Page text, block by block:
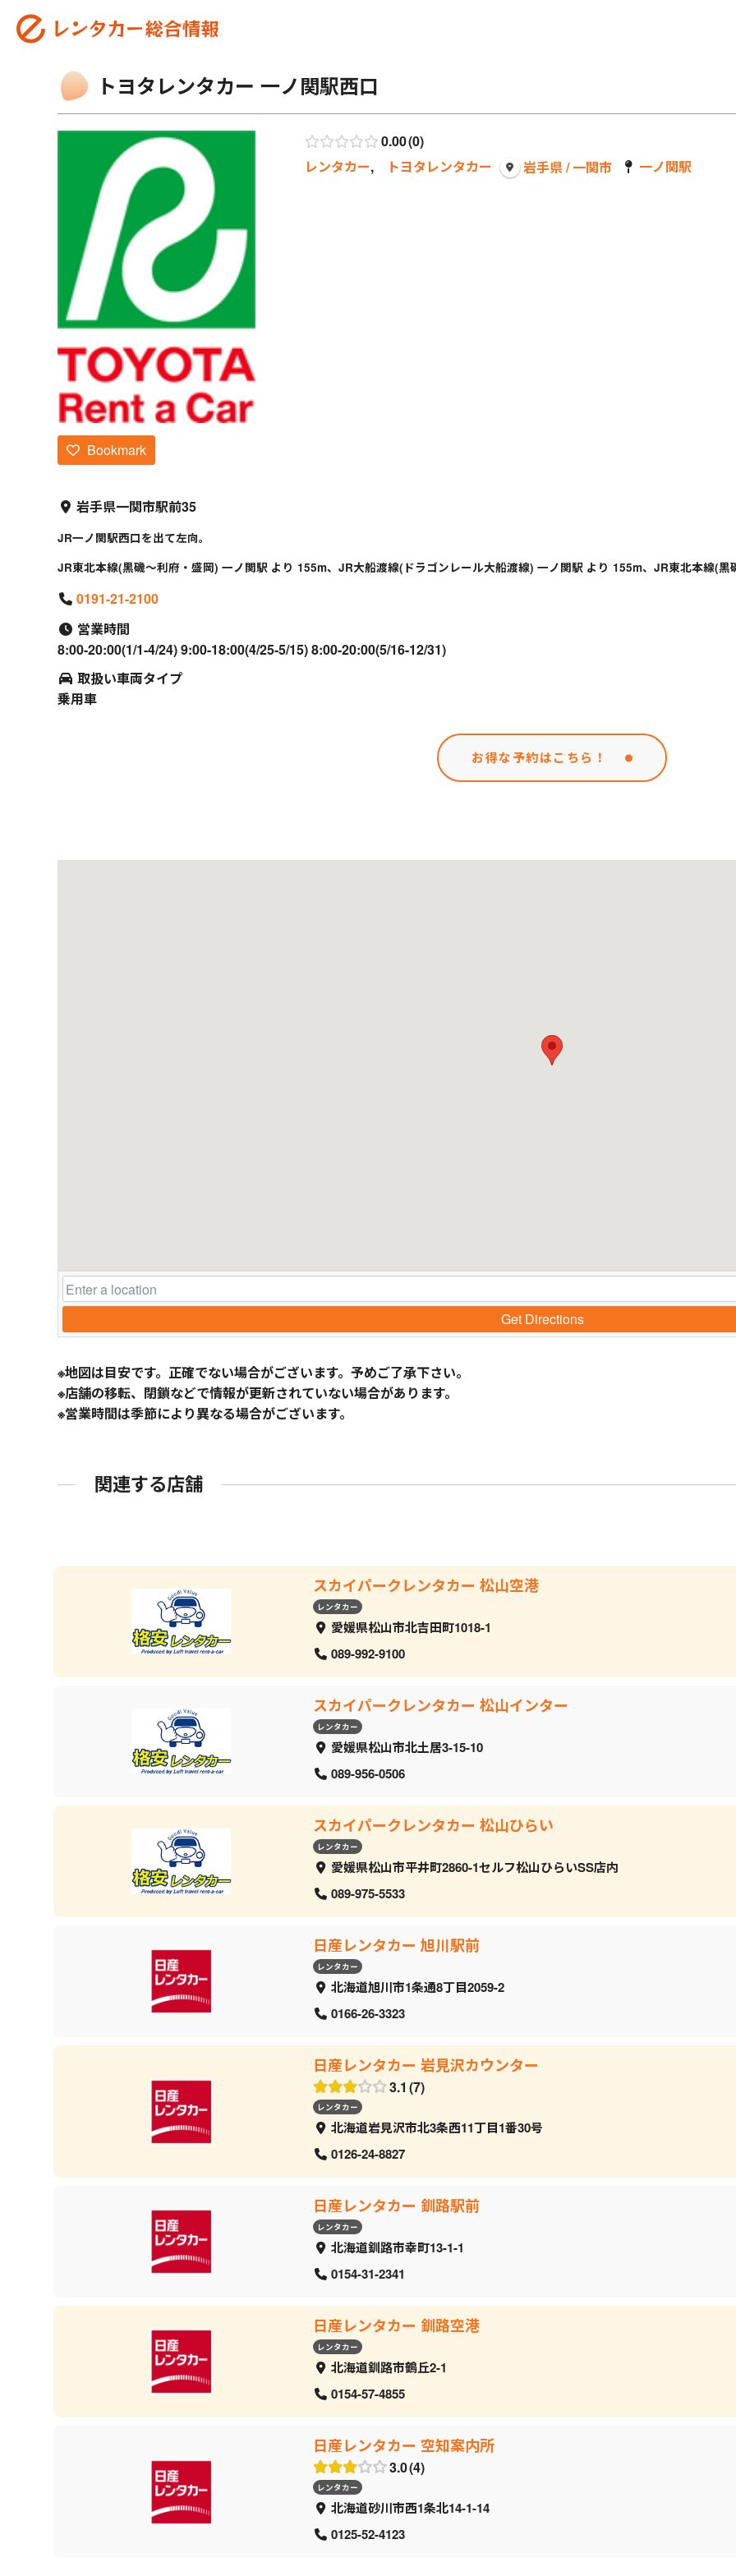
トヨタレンタカー 一ノ関駅西口
0.00 0
レンタカー, トヨタレンタカー 岩手県 / 一関市 一ノ関駅
Bookmark
岩手県一関市駅前35
JR一ノ関駅西口を出て左向。
JR東北本線(黒磯～利府・盛岡) 一ノ関駅 より 155m、JR大船渡線(ドラゴンレール大船渡線) 一ノ関駅 より 155m、JR東北本線(
0191-21-2100
営業時間
8:00-20:00(1/1-4/24) 9:00-18:00(4/25-5/15) 8:00-20:00(5/16-12/31)
取扱い車両タイプ
乗用車
お得な予約はこちら！
Get Directions
※地図は目安です。正確でない場合がございます。予めご了承下さい。
※店舗の移転、閉鎖などで情報が更新されていない場合があります。
※営業時間は季節により異なる場合がございます。
関連する店舗
スカイパークレンタカー 松山空港
レンタカー
愛媛県松山市北吉田町1018-1
089-992-9100
スカイパークレンタカー 松山インター
レンタカー
愛媛県松山市北土居3-15-10
089-956-0506
スカイパークレンタカー 松山ひらい
レンタカー
愛媛県松山市平井町2860-1セルフ松山ひらいSS店内
089-975-5533
日産レンタカー 旭川駅前
レンタカー
北海道旭川市1条通8丁目2059‐2
0166-26-3323
日産レンタカー 岩見沢カウンター
3.1 7
レンタカー
北海道岩見沢市北3条西11丁目1番30号
0126-24-8827
日産レンタカー 釧路駅前
レンタカー
北海道釧路市幸町13-1-1
0154-31-2341
日産レンタカー 釧路空港
レンタカー
北海道釧路市鶴丘2-1
0154-57-4855
日産レンタカー 空知案内所
3.0 4
レンタカー
北海道砂川市西1条北14-1-14
0125-52-4123